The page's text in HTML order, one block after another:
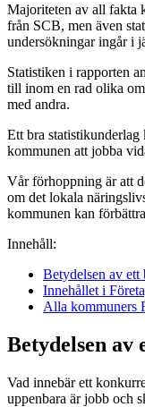
Majoriteten av all fakta
från SCB, men även
undersökningar ingår i
Statistiken i rapporten
till inom en rad olika
med andra.
Ett bra
kommunen att jobba
Vår förhoppning är att
om det lokala
kommunen kan
Innehåll:
Betydelsen av ett
Innehållet i
Alla kommuners
Betydelsen
Vad innebär ett
uppenbara är jobb och